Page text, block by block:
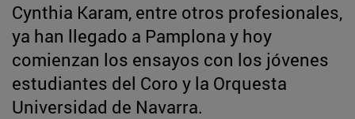
Cynthia Karam, entre otros profesionales,
ya han llegado a Pamplona y hoy
comienzan los ensayos con los jóvenes
estudiantes del Coro y la Orquesta
Universidad de Navarra.